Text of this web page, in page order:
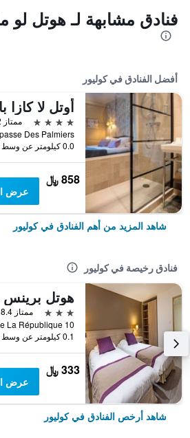
فنادق مشابهة لـ هوتل لو
أفضل الفنادق في كوليور
4 نجوم
ممتاز 9.2
0.0 كيلومتر عن وسط المدينة
858 ﷼
عرض
شاهد المزيد من أهم الفنادق في كوليور
فنادق رخيصة في كوليور
3 نجوم
ممتاز 8.4
0.1 كيلومتر عن وسط المدينة
333 ﷼
عرض
شاهد أرخص الفنادق في كوليور